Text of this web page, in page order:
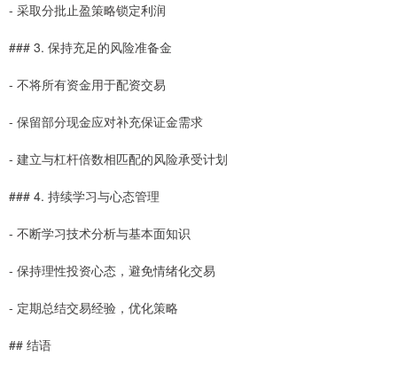
- 采取分批止盈策略锁定利润
### 3. 保持充足的风险准备金
- 不将所有资金用于配资交易
- 保留部分现金应对补充保证金需求
- 建立与杠杆倍数相匹配的风险承受计划
### 4. 持续学习与心态管理
- 不断学习技术分析与基本面知识
- 保持理性投资心态，避免情绪化交易
- 定期总结交易经验，优化策略
## 结语